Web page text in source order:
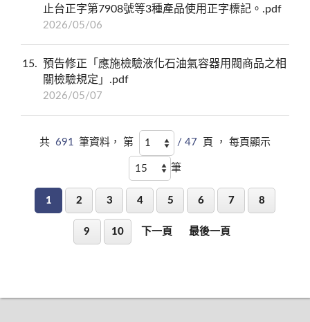
止台正字第7908號等3種產品使用正字標記。.pdf
2026/05/06
15
預告修正「應施檢驗液化石油氣容器用閥商品之相
關檢驗規定」.pdf
2026/05/07
共 691 筆資料， 第 / 47 頁 ， 每頁顯示
筆
1 2 3 4 5 6 7 8
9 10 下一頁 最後一頁